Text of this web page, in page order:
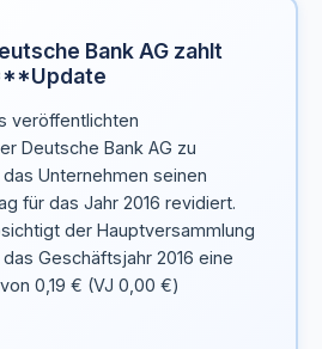
Bank AG zahlt
veröffentlichten
Deutsche Bank AG zu
Unternehmen seinen
für das Jahr 2016 revidiert.
der Hauptversammlung
das Geschäftsjahr 2016 eine
0,19 € (VJ 0,00 €)